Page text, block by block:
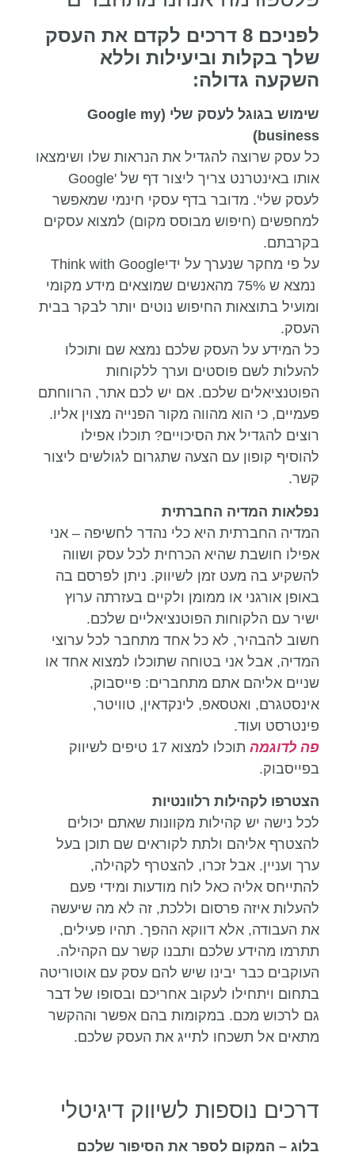
לפניכם 8 דרכים לקדם את העסק
שלך בקלות וביעילות וללא
השקעה גדולה:
שימוש בגוגל לעסק שלי (Google my
business
)
כל עסק שרוצה להגדיל את הנראות שלו ושימצאו
אותו באינטרנט צריך ליצור דף של 'Google
לעסק שלי'. מדובר בדף עסקי חינמי שמאפשר
למחפשים (חיפוש מבוסס מקום) למצוא עסקים
בקרבתם.
על פי מחקר שנערך על ידיThink with Google
נמצא ש 75% מהאנשים שמוצאים מידע מקומי
ומועיל בתוצאות החיפוש נוטים יותר לבקר בבית
העסק.
כל המידע על העסק שלכם נמצא שם ותוכלו
להעלות לשם פוסטים וערך ללקוחות
הפוטנציאלים שלכם. אם יש לכם אתר, הרווחתם
פעמיים, כי הוא מהווה מקור הפנייה מצוין אליו.
רוצים להגדיל את הסיכויים? תוכלו אפילו
להוסיף קופון עם הצעה שתגרום לגולשים ליצור
קשר.
נפלאות המדיה החברתית
המדיה החברתית היא כלי נהדר לחשיפה – אני
אפילו חושבת שהיא הכרחית לכל עסק ושווה
להשקיע בה מעט זמן לשיווק. ניתן לפרסם בה
באופן אורגני או ממומן ולקיים בעזרתה ערוץ
ישיר עם הלקוחות הפוטנציאליים שלכם.
חשוב להבהיר, לא כל אחד מתחבר לכל ערוצי
המדיה, אבל אני בטוחה שתוכלו למצוא אחד או
שניים אליהם אתם מתחברים: פייסבוק,
אינסטגרם, ואטסאפ, לינקדאין, טוויטר,
פינטרסט ועוד.
פה לדוגמה
תוכלו למצוא 17 טיפים לשיווק
בפייסבוק.
הצטרפו לקהילות רלוונטיות
לכל נישה יש קהילות מקוונות שאתם יכולים
להצטרף אליהם ולתת לקוראים שם תוכן בעל
ערך ועניין. אבל זכרו, להצטרף לקהילה,
להתייחס אליה כאל לוח מודעות ומידי פעם
להעלות איזה פרסום וללכת, זה לא מה שיעשה
את העבודה, אלא דווקא ההפך. תהיו פעילים,
תתרמו מהידע שלכם ותבנו קשר עם הקהילה.
העוקבים כבר יבינו שיש להם עסק עם אוטוריטה
בתחום ויתחילו לעקוב אחריכם ובסופו של דבר
גם לרכוש מכם. במקומות בהם אפשר וההקשר
מתאים אל תשכחו לתייג את העסק שלכם.
דרכים נוספות לשיווק דיגיטלי
בלוג – המקום לספר את הסיפור שלכם